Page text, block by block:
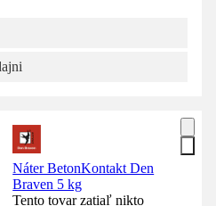
Náter BetonKontakt Den
Braven 5 kg
Tento tovar zatiaľ nikto